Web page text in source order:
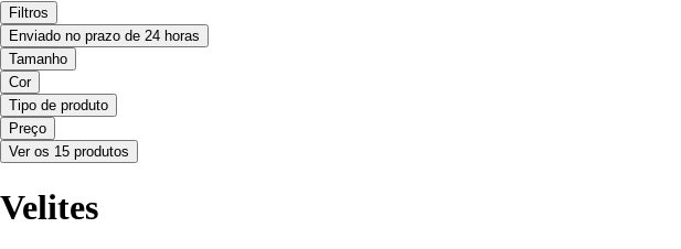
Filtros
Enviado no prazo de 24 horas
Tamanho
Cor
Tipo de produto
Preço
Ver os 15 produtos
Velites